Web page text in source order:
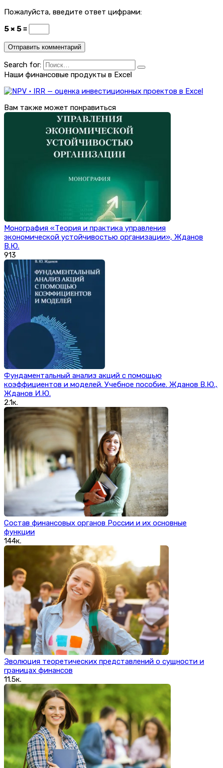
Пожалуйста, введите ответ цифрами:
5 × 5 =
Search for:
Наши финансовые продукты в Excel
Вам также может понравиться
Монография «Теория и практика управления
экономической устойчивостью организации», Жданов
В.Ю.
913
Фундаментальный анализ акций с помощью
коэффициентов и моделей. Учебное пособие. Жданов В.Ю.,
Жданов И.Ю.
2.1к.
Состав финансовых органов России и их основные
функции
144к.
Эволюция теоретических представлений о сущности и
границах финансов
11.5к.